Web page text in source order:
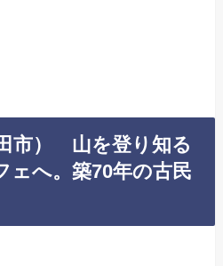
市） 山を登り知る
ェへ。築70年の古民